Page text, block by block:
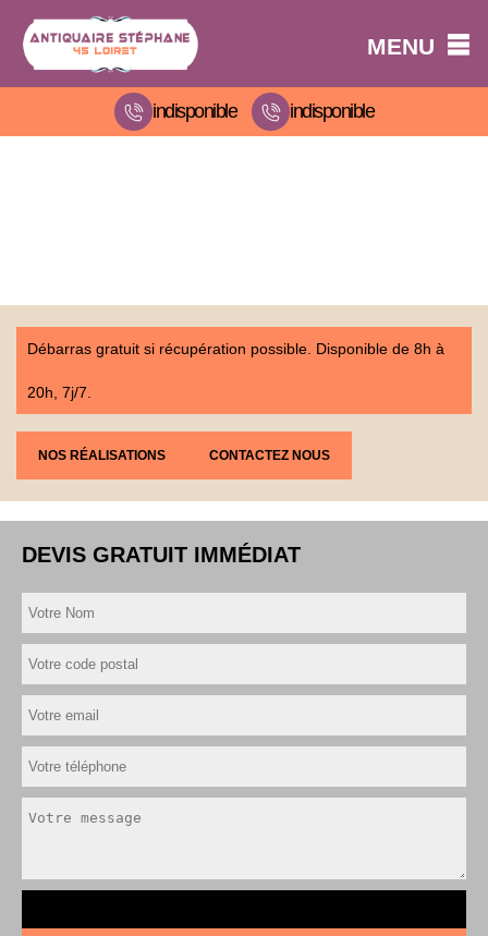
MENU
indisponible indisponible
Débarras gratuit si récupération possible. Disponible de 8h à
20h, 7j/7.
NOS RÉALISATIONS CONTACTEZ NOUS
DEVIS GRATUIT IMMÉDIAT